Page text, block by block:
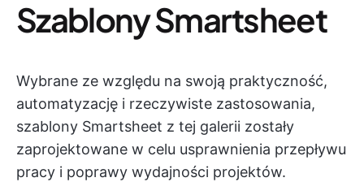
Szablony Smartsheet
Wybrane ze względu na swoją praktyczność,
automatyzację i rzeczywiste zastosowania,
szablony Smartsheet z tej galerii zostały
zaprojektowane w celu usprawnienia przepływu
pracy i poprawy wydajności projektów.